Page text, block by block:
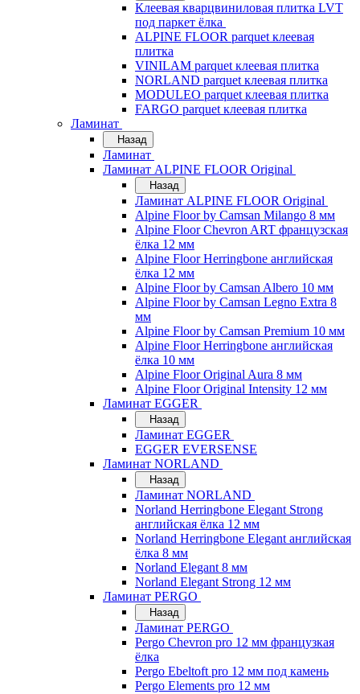
Клеевая кварцвиниловая плитка LVT
под паркет ёлка
ALPINE FLOOR parquet клеевая
плитка
VINILAM parquet клеевая плитка
NORLAND parquet клеевая плитка
MODULEO parquet клеевая плитка
FARGO parquet клеевая плитка
Ламинат
Назад
Ламинат
Ламинат ALPINE FLOOR Original
Назад
Ламинат ALPINE FLOOR Original
Alpine Floor by Camsan Milango 8 мм
Alpine Floor Chevron ART французская
ёлка 12 мм
Alpine Floor Herringbone английская
ёлка 12 мм
Alpine Floor by Camsan Albero 10 мм
Alpine Floor by Camsan Legno Extra 8
мм
Alpine Floor by Camsan Premium 10 мм
Alpine Floor Herringbone английская
ёлка 10 мм
Alpine Floor Original Aura 8 мм
Alpine Floor Original Intensity 12 мм
Ламинат EGGER
Назад
Ламинат EGGER
EGGER EVERSENSE
Ламинат NORLAND
Назад
Ламинат NORLAND
Norland Herringbone Elegant Strong
английская ёлка 12 мм
Norland Herringbone Elegant английская
ёлка 8 мм
Norland Elegant 8 мм
Norland Elegant Strong 12 мм
Ламинат PERGO
Назад
Ламинат PERGO
Pergo Chevron pro 12 мм французкая
ёлка
Pergo Ebeltoft pro 12 мм под камень
Pergo Elements pro 12 мм